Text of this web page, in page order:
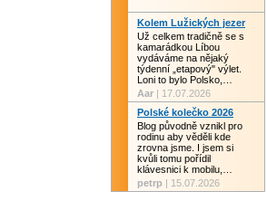
Kolem Lužických jezer
Už celkem tradičně se s
kamarádkou Líbou
vydáváme na nějaký
týdenní „etapový" výlet.
Loni to bylo Polsko,…
Aar | 17.07.2026
Polské kolečko 2026
Blog původně vznikl pro
rodinu aby věděli kde
zrovna jsme. I jsem si
kvůli tomu pořídil
klávesnici k mobilu,…
petrp | 15.07.2026